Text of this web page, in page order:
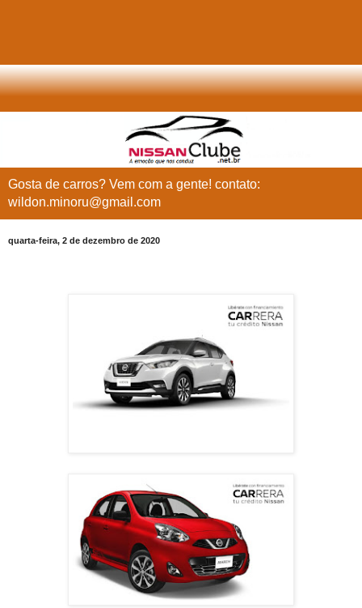
Gosta de carros? Vem com a gente! contato:
wildon.minoru@gmail.com
quarta-feira, 2 de dezembro de 2020